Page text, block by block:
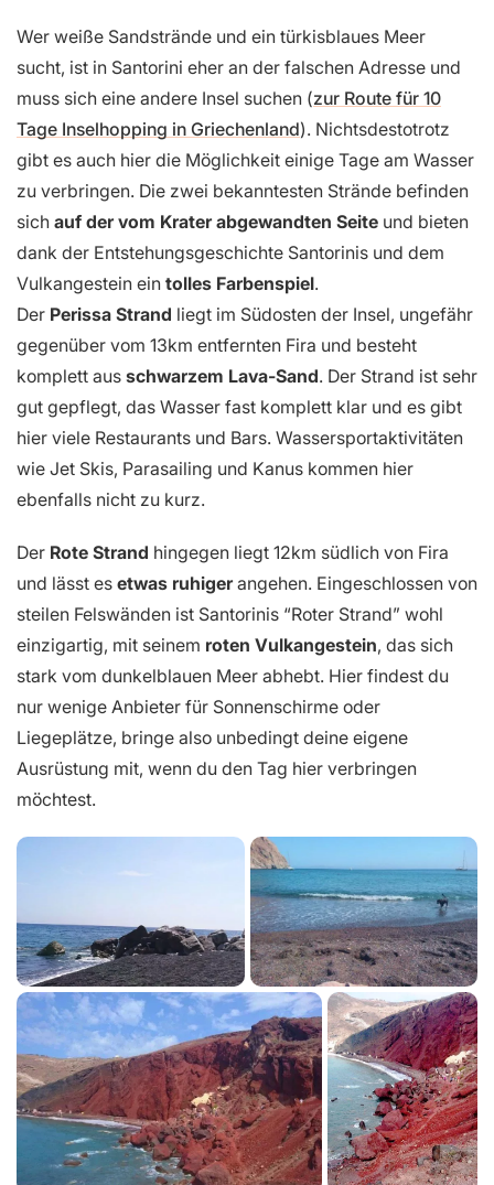
Wer weiße Sandstrände und ein türkisblaues Meer
sucht, ist in Santorini eher an der falschen Adresse und
muss sich eine andere Insel suchen (zur Route für 10
Tage Inselhopping in Griechenland). Nichtsdestotrotz
gibt es auch hier die Möglichkeit einige Tage am Wasser
zu verbringen. Die zwei bekanntesten Strände befinden
sich auf der vom Krater abgewandten Seite und bieten
dank der Entstehungsgeschichte Santorinis und dem
Vulkangestein ein tolles Farbenspiel.
Der Perissa Strand liegt im Südosten der Insel, ungefähr
gegenüber vom 13km entfernten Fira und besteht
komplett aus schwarzem Lava-Sand. Der Strand ist sehr
gut gepflegt, das Wasser fast komplett klar und es gibt
hier viele Restaurants und Bars. Wassersportaktivitäten
wie Jet Skis, Parasailing und Kanus kommen hier
ebenfalls nicht zu kurz.
Der Rote Strand hingegen liegt 12km südlich von Fira
und lässt es etwas ruhigerangehen. Eingeschlossen von
steilen Felswänden ist Santorinis “Roter Strand” wohl
einzigartig, mit seinem roten Vulkangestein, das sich
stark vom dunkelblauen Meer abhebt. Hier findest du
nur wenige Anbieter für Sonnenschirme oder
Liegeplätze, bringe also unbedingt deine eigene
Ausrüstung mit, wenn du den Tag hier verbringen
möchtest.